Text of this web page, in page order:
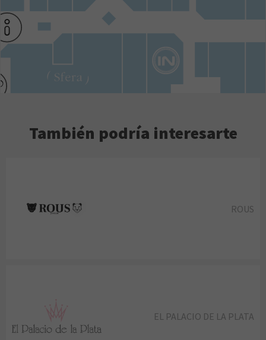
También podría interesarte
ROUS
EL PALACIO DE LA PLATA